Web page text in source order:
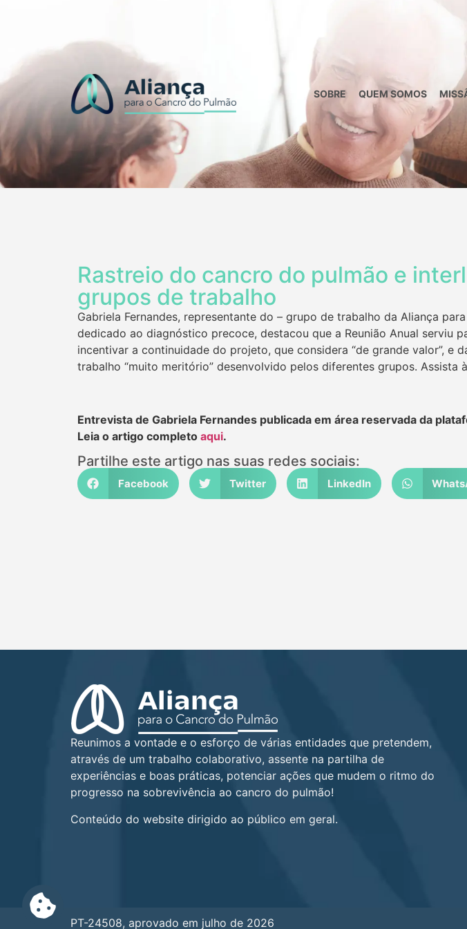
SOBRE QUEM SOMOS
Rastreio do cancro do pulmão e
grupos de trabalho
Gabriela Fernandes, representante do – grupo de trabalho da Aliança
dedicado ao diagnóstico precoce, destacou que a Reunião Anual serviu
incentivar a continuidade do projeto, que considera “de grande valor”, e
trabalho “muito meritório” desenvolvido pelos diferentes grupos. Assista
Entrevista de Gabriela Fernandes publicada em área reservada da
Leia o artigo completo aqui.
Partilhe este artigo nas suas redes sociais:
Facebook Twitter LinkedIn
Reunimos a vontade e o esforço de várias entidades que pretendem,
através de um trabalho colaborativo, assente na partilha de
experiências e boas práticas, potenciar ações que mudem o ritmo do
progresso na sobrevivência ao cancro do pulmão!
Conteúdo do website dirigido ao público em geral.
PT-24508, aprovado em julho de 2026